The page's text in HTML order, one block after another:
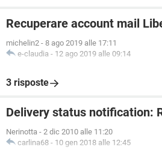
Recuperare account mail
michelin2 - 8 ago 2019 alle 17:11
e-claudia - 12 ago 2019 alle 09:14
3 risposte
Delivery status notification:
Nerinotta - 2 dic 2010 alle 11:20
carlina68 - 10 gen 2018 alle 12:45